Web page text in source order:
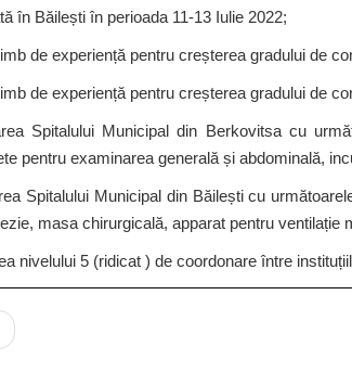
în Băilești în perioada 11-13 Iulie 2022;
de experiență pentru creșterea gradului de
de experiență pentru creșterea gradului de
Spitalului Municipal din Berkovitsa cu
pentru examinarea generală și abdominală,
Spitalului Municipal din Băilești cu
masa chirurgicală, apparat pentru
nivelului 5 (ridicat ) de coordonare între